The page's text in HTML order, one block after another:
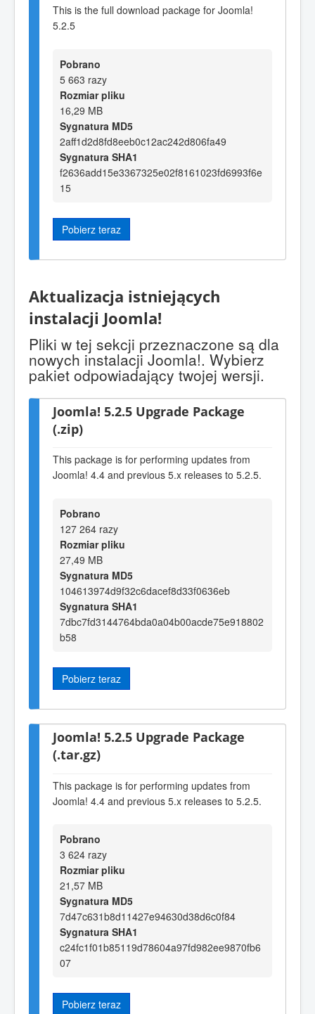
This is the full download package for Joomla!
5.2.5
Pobrano
5 663 razy
Rozmiar pliku
16,29 MB
Sygnatura MD5
2aff1d2d8fd8eeb0c12ac242d806fa49
Sygnatura SHA1
f2636add15e3367325e02f8161023fd6993f6e
15
Pobierz teraz
Aktualizacja istniejących
instalacji Joomla!
Pliki w tej sekcji przeznaczone są dla
nowych instalacji Joomla!. Wybierz
pakiet odpowiadający twojej wersji.
Joomla! 5.2.5 Upgrade Package
(.zip)
This package is for performing updates from
Joomla! 4.4 and previous 5.x releases to 5.2.5.
Pobrano
127 264 razy
Rozmiar pliku
27,49 MB
Sygnatura MD5
104613974d9f32c6dacef8d33f0636eb
Sygnatura SHA1
7dbc7fd3144764bda0a04b00acde75e918802
b58
Pobierz teraz
Joomla! 5.2.5 Upgrade Package
(.tar.gz)
This package is for performing updates from
Joomla! 4.4 and previous 5.x releases to 5.2.5.
Pobrano
3 624 razy
Rozmiar pliku
21,57 MB
Sygnatura MD5
7d47c631b8d11427e94630d38d6c0f84
Sygnatura SHA1
c24fc1f01b85119d78604a97fd982ee9870fb6
07
Pobierz teraz